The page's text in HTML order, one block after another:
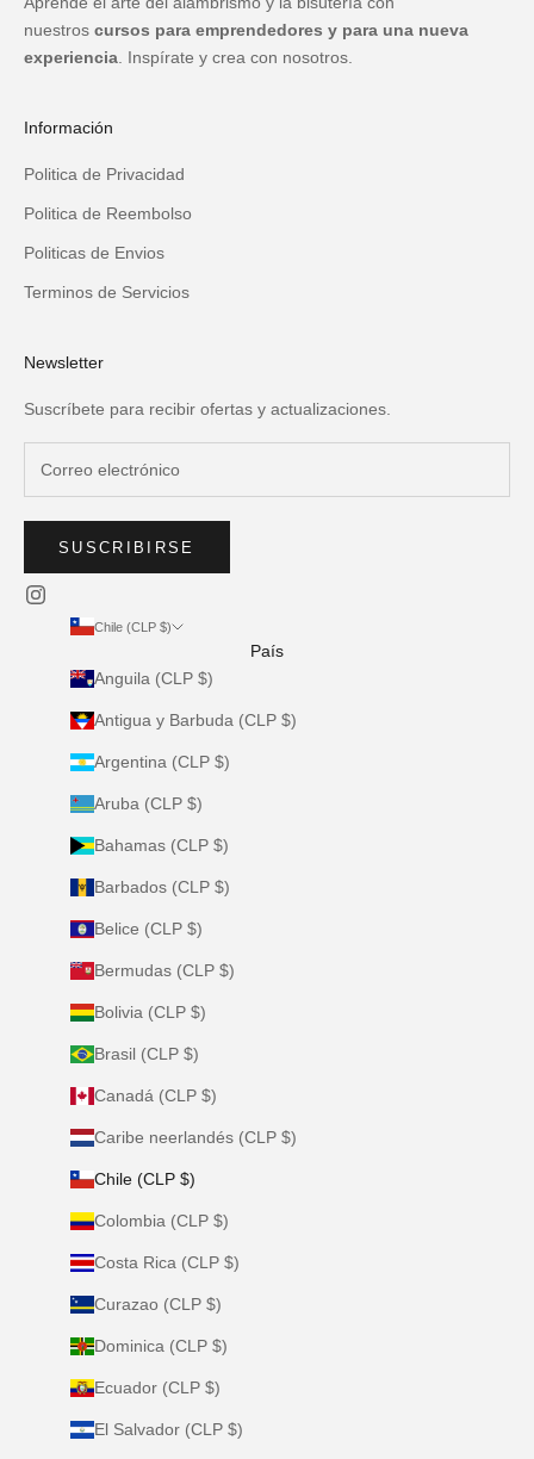
nuestros cursos para emprendedores y para una nueva
experiencia. Inspírate y crea con nosotros.
Información
Politica de Privacidad
Politica de Reembolso
Politicas de Envios
Terminos de Servicios
Newsletter
Suscríbete para recibir ofertas y actualizaciones.
SUSCRIBIRSE
Chile (CLP $)
País
Anguila (CLP $)
Antigua y Barbuda (CLP $)
Argentina (CLP $)
Aruba (CLP $)
Bahamas (CLP $)
Barbados (CLP $)
Belice (CLP $)
Bermudas (CLP $)
Bolivia (CLP $)
Brasil (CLP $)
Canadá (CLP $)
Caribe neerlandés (CLP $)
Chile (CLP $)
Colombia (CLP $)
Costa Rica (CLP $)
Curazao (CLP $)
Dominica (CLP $)
Ecuador (CLP $)
El Salvador (CLP $)